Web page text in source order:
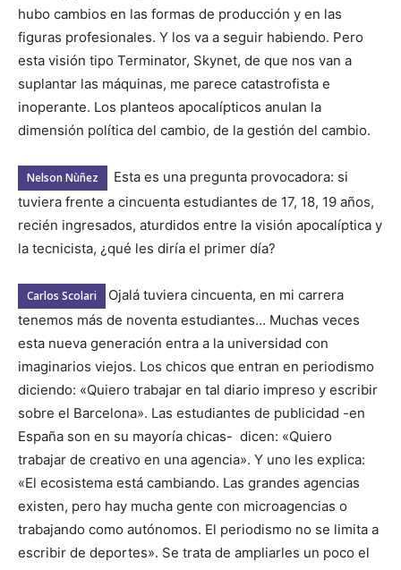
hubo cambios en las formas de producción y en las
figuras profesionales. Y los va a seguir habiendo. Pero
esta visión tipo Terminator, Skynet, de que nos van a
suplantar las máquinas, me parece catastrofista e
inoperante. Los planteos apocalípticos anulan la
dimensión política del cambio, de la gestión del cambio.
Nelson Nùñez
Esta es una pregunta provocadora: si
tuviera frente a cincuenta estudiantes de 17, 18, 19 años,
recién ingresados, aturdidos entre la visión apocalíptica y
la tecnicista, ¿qué les diría el primer día?
Carlos Scolari
Ojalá tuviera cincuenta, en mi carrera
tenemos más de noventa estudiantes… Muchas veces
esta nueva generación entra a la universidad con
imaginarios viejos. Los chicos que entran en periodismo
diciendo: «Quiero trabajar en tal diario impreso y escribir
sobre el Barcelona». Las estudiantes de publicidad -en
España son en su mayoría chicas- dicen: «Quiero
trabajar de creativo en una agencia». Y uno les explica:
«El ecosistema está cambiando. Las grandes agencias
existen, pero hay mucha gente con microagencias o
trabajando como autónomos. El periodismo no se limita a
escribir de deportes». Se trata de ampliarles un poco el